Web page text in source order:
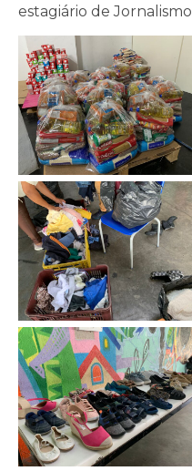
estagiário de Jornalismo